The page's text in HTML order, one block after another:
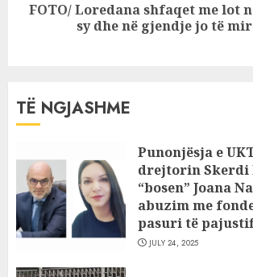
Next
FOTO/ Loredana shfaqet me lot
sy dhe në gjendje jo të
TË NGJASHME
Punonjësja e
drejtorin Skerdi
“bosen” Joana
abuzim me
pasuri të
JULY 24, 2025